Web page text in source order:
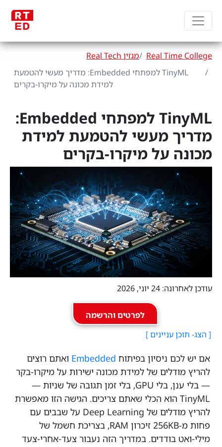
Real Time College
מגזין Real Tech
TinyML למפתחי Embedded: מדריך מעשי להטמעת
למידת מכונה על מיקרו-בקרים
TinyML למפתחי Embedded:
מדריך מעשי להטמעת למידת
מכונה על מיקרו-בקרים
עודכן לאחרונה: 24 יוני, 2026
לפרטים והרשמה
אם יש לכם ניסיון בפיתוח Embedded ואתם רוצים
להריץ מודלים של למידת מכונה ישירות על מיקרו-בקר
— בלי ענן, בלי GPU, בלי זמן תגובה של שניות —
TinyML הוא הכלי שאתם צריכים. הגישה הזו מאפשרת
להריץ מודלים של Deep Learning על שבבים עם
פחות מ-256KB זיכרון RAM, בצריכת חשמל של
מילי-ואט בודדים. במדריך הזה נעבור צעד-אחרי-צעד